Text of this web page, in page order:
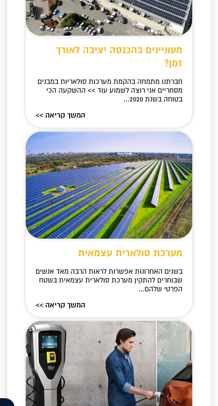
מעוניינים בהכנסה יציבה לאורך
זמן?
חברתנו מתמחה בהקמת מערכות סולאריות במבנים
מסחריים אני רוצה לשמוע עוד >> ההשקעה הכי
בטוחה בשנת 2020...
המשך קריאה >>
מערכת סולארית עצמאית
בשנים האחרונות אפשרות לראות הרבה מאד אנשים
שבוחרים להתקין מערכת סולארית עצמאית בשטח
הפרטי שלהם...
המשך קריאה >>